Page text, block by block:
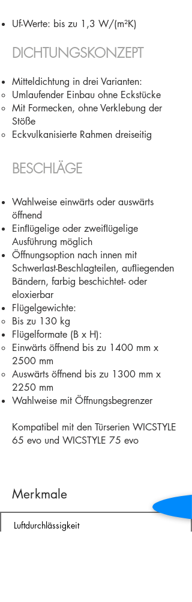
Uf-Werte: bis zu 1,3 W/(m²K)
DICHTUNGSKONZEPT
Mitteldichtung in drei Varianten:
Umlaufender Einbau ohne Eckstücke
Mit Formecken, ohne Verklebung der
Stöße
Eckvulkanisierte Rahmen dreiseitig
BESCHLÄGE​
Wahlweise einwärts oder auswärts
öffnend
Einﬂügelige oder zweiﬂügelige
Ausführung möglich
Öffnungsoption nach innen mit
Schwerlast-Beschlagteilen, auﬂiegenden
Bändern, farbig beschichtet- oder
eloxierbar
Flügelgewichte:
Bis zu 130 kg
Flügelformate (B x H):
Einwärts öffnend bis zu 1400 mm x
2500 mm
Auswärts öffnend bis zu 1300 mm x
2250 mm
Wahlweise mit Öffnungsbegrenzer
Kompatibel mit den Türserien WICSTYLE
65 evo und WICSTYLE 75 evo
Merkmale
Luftdurchlässigkeit